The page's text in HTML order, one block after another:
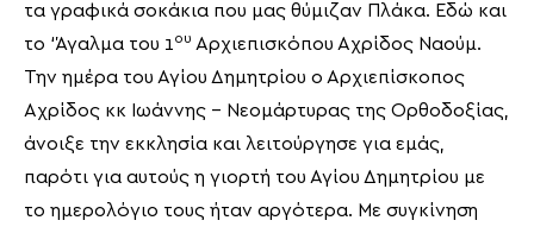
τα γραφικά σοκάκια που μας θύμιζαν Πλάκα. Εδώ και
το ‘Άγαλμα του 1ου Αρχιεπισκόπου Αχρίδος Ναούμ.
Την ημέρα του Αγίου Δημητρίου ο Αρχιεπίσκοπος
Αχρίδος κκ Ιωάννης – Νεομάρτυρας της Ορθοδοξίας,
άνοιξε την εκκλησία και λειτούργησε για εμάς,
παρότι για αυτούς η γιορτή του Αγίου Δημητρίου με
το ημερολόγιο τους ήταν αργότερα. Με συγκίνηση